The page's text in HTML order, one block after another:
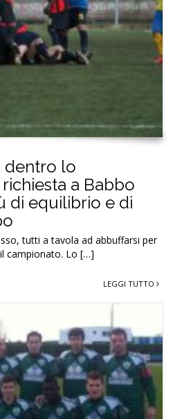
dentro lo
a Babbo
di equilibrio e di
tutti a tavola ad abbuffarsi per
campionato. Lo […]
LEGGI TUTTO